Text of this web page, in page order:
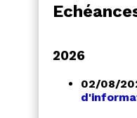
2026
02/08/